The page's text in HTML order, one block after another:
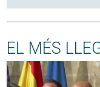
EL MÉS